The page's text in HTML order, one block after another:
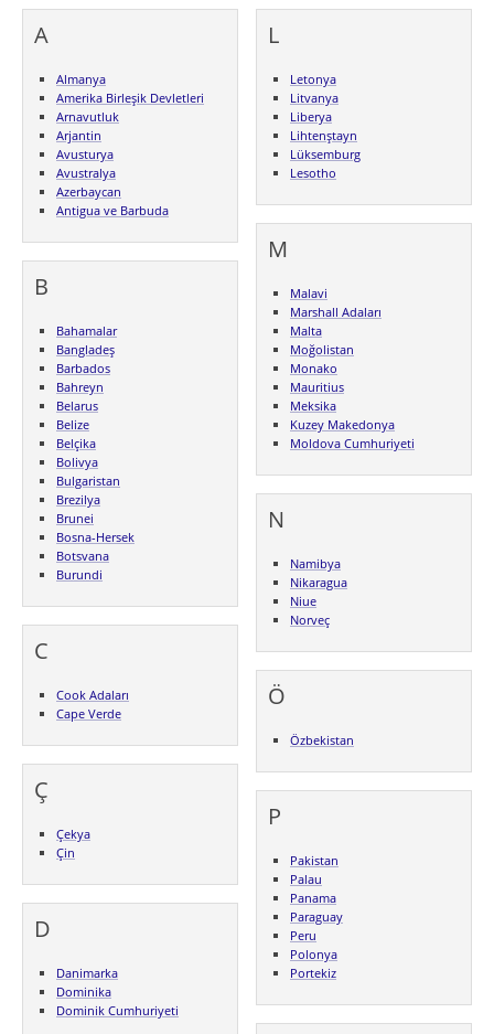
A
Almanya
Amerika Birleşik Devletleri
Arnavutluk
Arjantin
Avusturya
Avustralya
Azerbaycan
Antigua ve Barbuda
B
Bahamalar
Bangladeş
Barbados
Bahreyn
Belarus
Belize
Belçika
Bolivya
Bulgaristan
Brezilya
Brunei
Bosna-Hersek
Botsvana
Burundi
C
Cook Adaları
Cape Verde
Ç
Çekya
Çin
D
Danimarka
Dominika
Dominik Cumhuriyeti
L
Letonya
Litvanya
Liberya
Lihtenştayn
Lüksemburg
Lesotho
M
Malavi
Marshall Adaları
Malta
Moğolistan
Monako
Mauritius
Meksika
Kuzey Makedonya
Moldova Cumhuriyeti
N
Namibya
Nikaragua
Niue
Norveç
Ö
Özbekistan
P
Pakistan
Palau
Panama
Paraguay
Peru
Polonya
Portekiz